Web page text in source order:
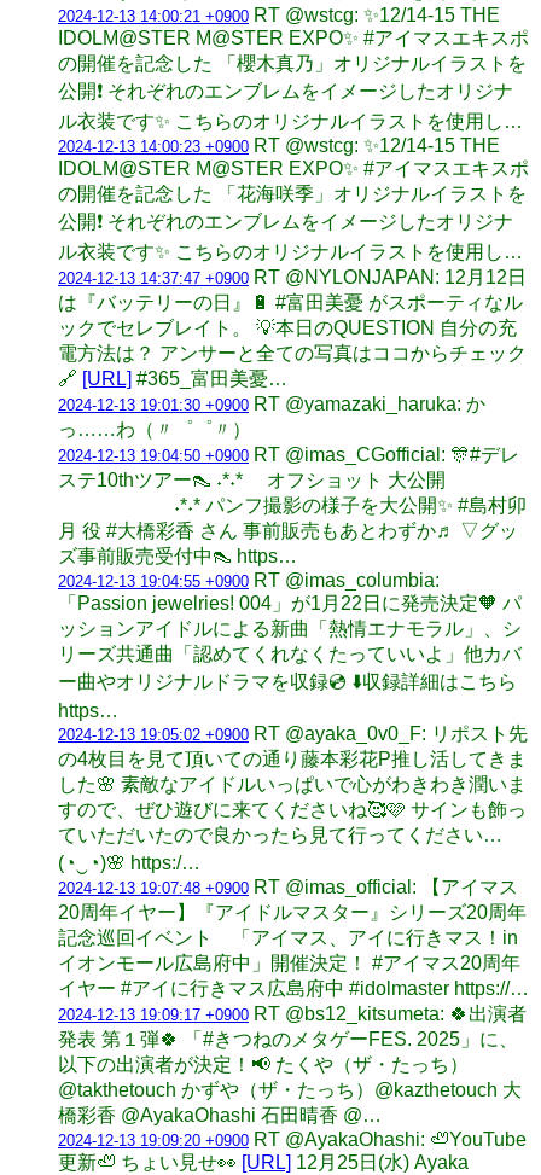
2024-12-13 14:00:21 +0900 RT @wstcg: ✨12/14-15 THE
IDOLM@STER M@STER EXPO✨️ #アイマスエキスポ
の開催を記念した 「櫻木真乃」オリジナルイラストを
公開❗️ それぞれのエンブレムをイメージしたオリジナ
ル衣装です✨️ こちらのオリジナルイラストを使用し…
2024-12-13 14:00:23 +0900 RT @wstcg: ✨12/14-15 THE
IDOLM@STER M@STER EXPO✨️ #アイマスエキスポ
の開催を記念した 「花海咲季」オリジナルイラストを
公開❗️ それぞれのエンブレムをイメージしたオリジナ
ル衣装です✨️ こちらのオリジナルイラストを使用し…
2024-12-13 14:37:47 +0900 RT @NYLONJAPAN: 12月12日
は『バッテリーの日』🔋 #富田美憂 がスポーティなル
ックでセレブレイト。 💡本日のQUESTION 自分の充
電方法は？ アンサーと全ての写真はココからチェック
🔗 [URL] #365_富田美憂…
2024-12-13 19:01:30 +0900 RT @yamazaki_haruka: か
っ……わ（〃゜゜〃）
2024-12-13 19:04:50 +0900 RT @imas_CGofficial: 🎊#デレ
ステ10thツアー👠 ˖*˖* オフショット 大公開
˖*˖* パンフ撮影の様子を大公開✨ #島村卯
月 役 #大橋彩香 さん 事前販売もあとわずか♬ ▽グッ
ズ事前販売受付中👠 https…
2024-12-13 19:04:55 +0900 RT @imas_columbia:
「Passion jewelries! 004」が1月22日に発売決定🧡 パ
ッションアイドルによる新曲「熱情エナモラル」、シ
リーズ共通曲「認めてくれなくたっていいよ」他カバ
ー曲やオリジナルドラマを収録💿 ⬇️収録詳細はこちら
https…
2024-12-13 19:05:02 +0900 RT @ayaka_0v0_F: リポスト先
の4枚目を見て頂いての通り藤本彩花P推し活してきま
した🌸 素敵なアイドルいっぱいで心がわきわき潤いま
すので、ぜひ遊びに来てくださいね🥰🩷 サインも飾っ
ていただいたので良かったら見て行ってください…
(⁠◔⁠‿⁠◔⁠)🌸 https:/…
2024-12-13 19:07:48 +0900 RT @imas_official: 【アイマス
20周年イヤー】『アイドルマスター』シリーズ20周年
記念巡回イベント 「アイマス、アイに行きマス！in
イオンモール広島府中」開催決定！ #アイマス20周年
イヤー #アイに行きマス広島府中 #idolmaster https://…
2024-12-13 19:09:17 +0900 RT @bs12_kitsumeta: 🍀出演者
発表 第１弾🍀 「#きつねのメタゲーFES. 2025」に、
以下の出演者が決定！📢 たくや（ザ・たっち）
@takthetouch かずや（ザ・たっち）@kazthetouch 大
橋彩香 @AyakaOhashi 石田晴香 @…
2024-12-13 19:09:20 +0900 RT @AyakaOhashi: 🦥YouTube
更新🦥 ちょい見せ👀 [URL] 12月25日(水) Ayaka